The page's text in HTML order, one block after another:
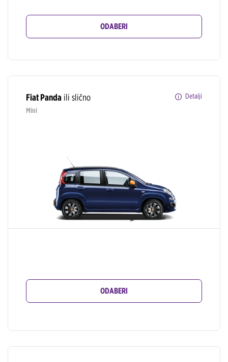
ODABERI
Fiat Panda ili slično
Detalji
Mini
ODABERI